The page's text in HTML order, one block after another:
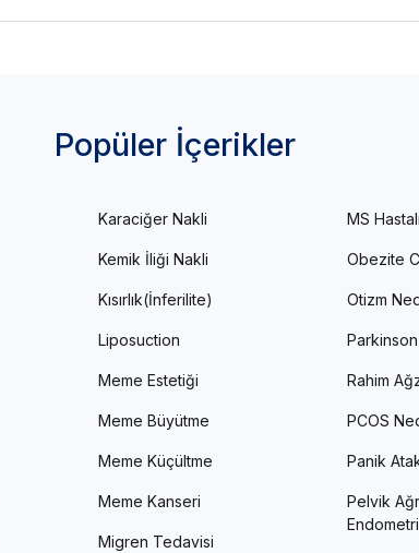
Popüler İçerikler
Karaciğer Nakli
Kemik İliği Nakli
Kısırlık(İnferilite)
Liposuction
Meme Estetiği
Meme Büyütme
Meme Küçültme
Meme Kanseri
Migren Tedavisi
MS
Obezite
Otizm
Rahim
PCOS
Panik
Pelvik